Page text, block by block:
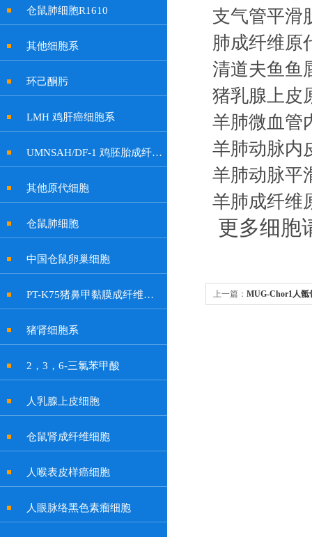
仓鼠肺细胞R1610
其他细胞系
环己酮肟
LMH 鸡肝癌细胞系
UMNSAH/DF-1 鸡胚胎成纤维细胞系
其他原代细胞
仓鼠肺细胞
中国仓鼠卵巢细胞
PT-K75猪鼻甲黏膜成纤维贴壁细胞系
猪肾细胞系
2，3，6-三氯苯甲酸
人乳腺上皮细胞
仓鼠肾成纤维细胞
人喉表皮样癌细胞
人眼脉络黑色素瘤细胞
支气管平滑
肺成纤维原
清道夫鱼鱼
猪乳腺上皮
羊肺微血管
羊肺动脉内
羊肺动脉平
羊肺成纤维
更多细胞
上一篇： MUG-Chor1人骶